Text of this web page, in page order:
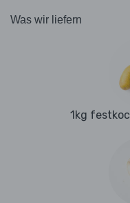
Was wir liefern
1kg